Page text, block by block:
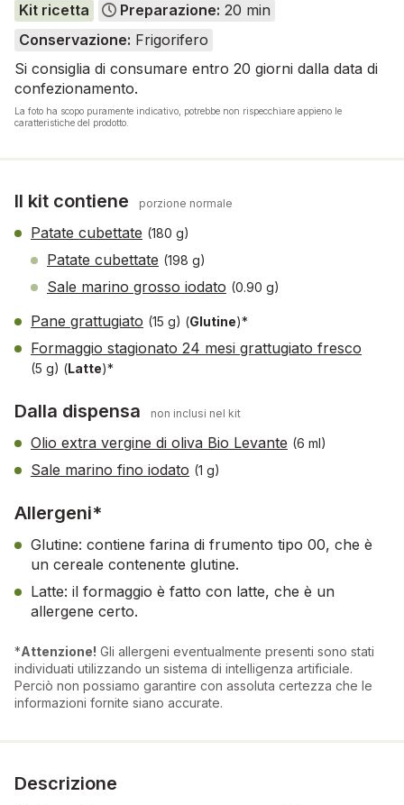
Kit ricetta Preparazione: 20 min
Conservazione: Frigorifero
Si consiglia di consumare entro 20 giorni dalla data di
confezionamento.
La foto ha scopo puramente indicativo, potrebbe non rispecchiare appieno le
caratteristiche del prodotto.
Il kit contiene porzione normale
Patate cubettate (180 g)
Patate cubettate (198 g)
Sale marino grosso iodato (0.90 g)
Pane grattugiato (15 g) (Glutine)*
Formaggio stagionato 24 mesi grattugiato fresco
(5 g) (Latte)*
Dalla dispensa non inclusi nel kit
Olio extra vergine di oliva Bio Levante (6 ml)
Sale marino fino iodato (1 g)
Allergeni*
Glutine: contiene farina di frumento tipo 00, che è
un cereale contenente glutine.
Latte: il formaggio è fatto con latte, che è un
allergene certo.
*Attenzione! Gli allergeni eventualmente presenti sono stati
individuati utilizzando un sistema di intelligenza artificiale.
Perciò non possiamo garantire con assoluta certezza che le
informazioni fornite siano accurate.
Descrizione